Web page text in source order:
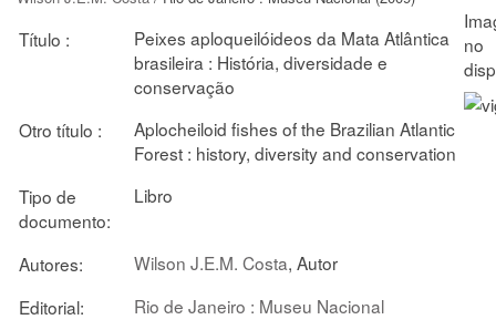
Título :
Peixes aploqueilóideos da Mata Atlântica
brasileira : História, diversidade e
conservação
Otro título :
Aplocheiloid fishes of the Brazilian Atlantic
Forest : history, diversity and conservation
Tipo de
documento:
Libro
Autores: Wilson J.E.M. Costa, Autor
Editorial:
Rio de Janeiro : Museu Nacional